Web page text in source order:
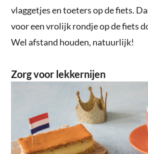
vlaggetjes en toeters op de fiets.
voor een vrolijk rondje op de fiets
Wel afstand houden, natuurlijk!
Zorg voor lekkernijen